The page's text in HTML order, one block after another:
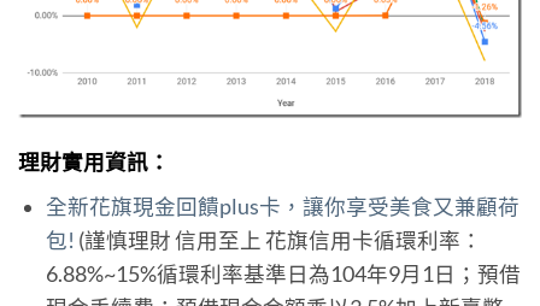
理財實用資訊：
全新花旗現金回饋plus卡，讓你享受美食又兼顧荷
包! (謹慎理財 信用至上 花旗信用卡循環利率：
6.88%~15%循環利率基準日為104年9月1日；預借